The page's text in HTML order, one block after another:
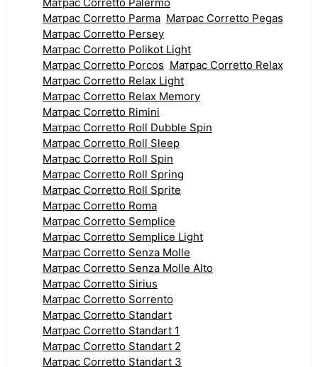
Матрас Corretto Parma Матрас Corretto Pegas
Матрас Corretto Persey
Матрас Corretto Polikot Light
Матрас Corretto Porcos Матрас Corretto Relax
Матрас Corretto Relax Light
Матрас Corretto Relax Memory
Матрас Corretto Rimini
Матрас Corretto Roll Dubble Spin
Матрас Corretto Roll Sleep
Матрас Corretto Roll Spin
Матрас Corretto Roll Spring
Матрас Corretto Roll Sprite
Матрас Corretto Roma
Матрас Corretto Semplice
Матрас Corretto Semplice Light
Матрас Corretto Senza Molle
Матрас Corretto Senza Molle Alto
Матрас Corretto Sirius
Матрас Corretto Sorrento
Матрас Corretto Standart
Матрас Corretto Standart 1
Матрас Corretto Standart 2
Матрас Corretto Standart 3